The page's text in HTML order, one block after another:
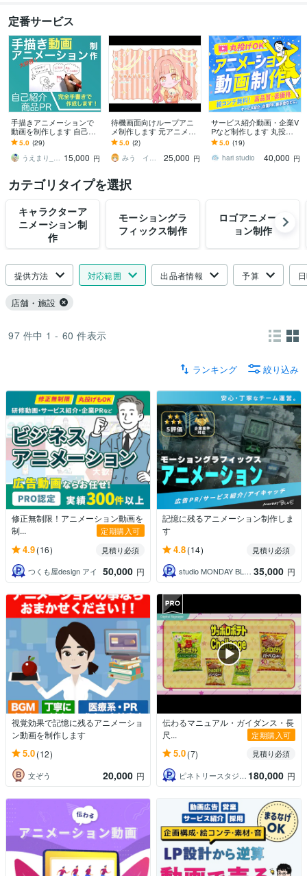
定番サービス
手描きアニメーションで
動画を制作します 自己紹
介や商品・サービスの紹
介を簡単に！
5.0 (29)
うえまり_Draw and Movie 15,000 円
待機画面向けループアニ
メ制作します 元アニメー
ターが自然な動きをLive2
Dで制作します
5.0 (2)
みう イラストレーター
25,000 円
サービス紹介動画・企業V
Pなど制作します 丸投げO
K!アニメーション動画を
高品質・低価格でお届
け！
5.0 (19)
hari studio
40,000 円
カテゴリタイプを選択
キャラクターア
ニメーション制
作
モーショングラ
フィックス制作
ロゴアニメーシ
ョン制作
提供方法 対応範囲 出品者情報 予算
店舗・施設
97 件中 1 - 60 件表示
ランキング 絞り込み
修正無制限！アニメーション動画を
制...
定期購入可
4.9(16)
見積り必須
つくも屋design アイ
50,000 円
記憶に残るアニメーション制作しま
す
4.8(14)
見積り必須
studio MONDAY BLUE 35,000 円
視覚効果で記憶に残るアニメーショ
ン動画を制作します
5.0(12)
文ぞう 20,000 円
伝わるマニュアル・ガイダンス・長
尺...
定期購入可
5.0(7)
見積り必須
ピネトリースタジオ（松本） 180,000 円